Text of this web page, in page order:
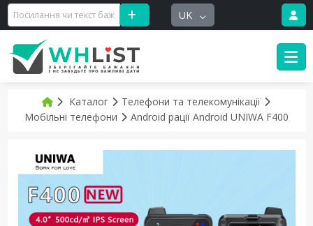
UK
Каталог
Телефони та телекомунікації
Мобільні телефони
Android рації Android UNIWA F400